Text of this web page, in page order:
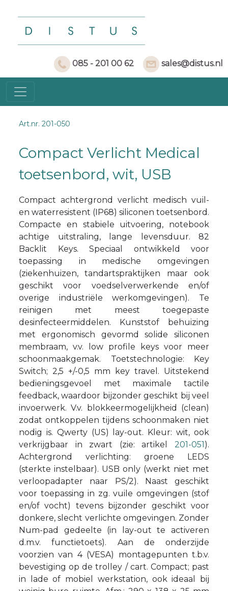
sales@distus.nl
085 - 201 00 62
Art.nr. 201-050
Compact Verlicht Medical
toetsenbord, wit, USB
Compact achtergrond verlicht medisch vuil-
en waterresistent (IP68) siliconen toetsenbord.
Compacte en stabiele uitvoering, notebook
achtige uitstraling, lange levensduur. 82
Backlit Keys. Speciaal ontwikkeld voor
toepassing in medische omgevingen
(ziekenhuizen, tandartspraktijken maar ook
geschikt voor voedselverwerkende en/of
overige industriële werkomgevingen). Te
reinigen met meest toegepaste
desinfecteermiddelen. Kunststof behuizing
met ergonomisch gevormd solide siliconen
membraam, v.v. low profile keys voor meer
schoonmaakgemak. Toetstechnologie: Key
Switch; 2,5 +/-0,5 mm key travel. Uitstekend
bedieningsgevoel met maximale tactile
feedback, waardoor bijzonder geschikt bij veel
invoerwerk. V.v. blokkeermogelijkheid (clean)
zodat ontkoppelen tijdens schoonmaken niet
nodig is. Qwerty (US) lay-out. Kleur: wit, ook
verkrijgbaar in zwart (zie: artikel 201-051).
Achtergrond verlichting: groene LEDS
(sterkte instelbaar). USB only (werkt niet met
verloopadapter naar PS/2). Naast geschikt
voor toepassing in zg. vuile omgevingen (stof
en/of vocht) tevens bijzonder geschikt voor
donkere, slecht verlichte omgevingen. Zonder
Num-pad gedeelte (in lay-out te activeren
d.m.v. functietoets). Aan de onderzijde
voorzien van 4 (VESA) montagepunten t.b.v.
bevestiging op de trolley / cart. Compact; past
in lade of mobiel werkstation, ook ideaal bij